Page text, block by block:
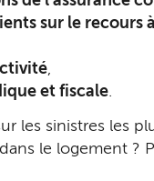
sur le recours
,
et fiscale.
les sinistres les
le logement ?